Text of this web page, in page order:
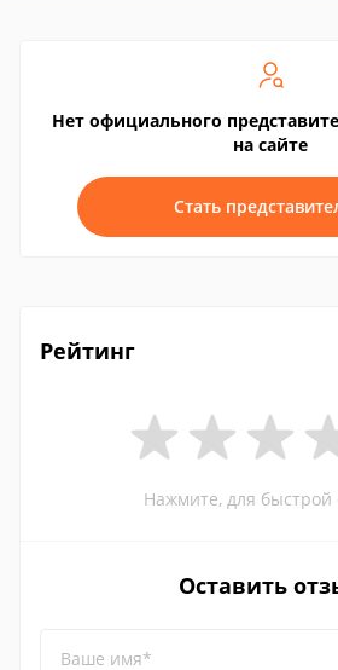
Нет официального
на сайте
Стать
Рейтинг
Нажмите, для быстрой
Оставить
Ваше имя*